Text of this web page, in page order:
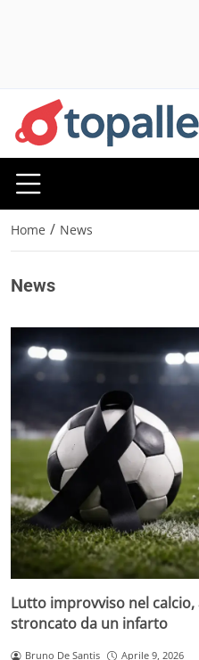
Home / News
News
Lutto improvviso nel
stroncato da un infarto
Bruno De Santis Aprile 9, 2026